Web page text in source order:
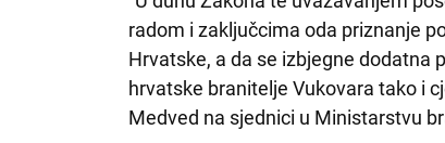
radom i zaključcima oda priznanje
Hrvatske, a da se izbjegne dodatna
hrvatske branitelje Vukovara tako i
Medved na sjednici u Ministarstvu